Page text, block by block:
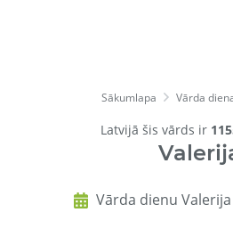
Sākumlapa Vārda
Latvijā šis vārds ir
Vārda dienu